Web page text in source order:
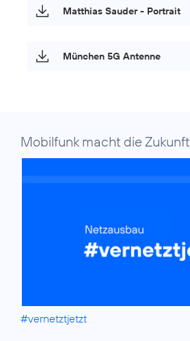
Matthias Sauder - Portrait
München 5G Antenne
Mobilfunk macht die Zukunft
#vernetztjetzt